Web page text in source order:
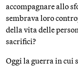
accompagnare allo
sembrava loro
della vita delle
sacrifici?
Oggi la guerra in cui